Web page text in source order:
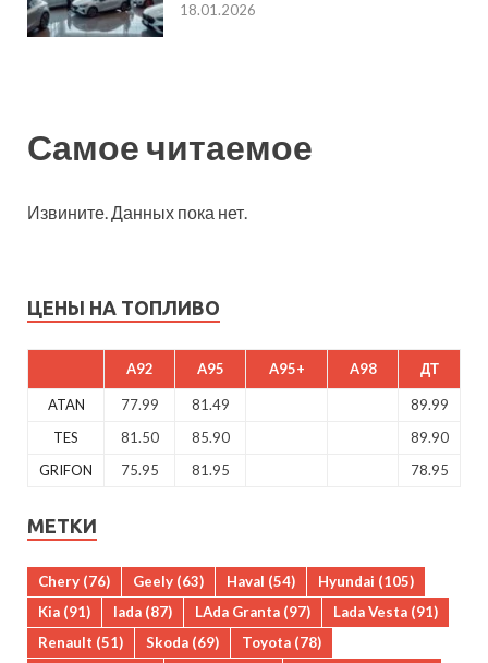
18.01.2026
Самое читаемое
Извините. Данных пока нет.
ЦЕНЫ НА ТОПЛИВО
A92 A95 A95+ A98 ДТ
ATAN 77.99 81.49
89.99
TES
81.50 85.90
89.90
GRIFON
75.95 81.95 78.95
МЕТКИ
Chery (76) Geely (63) Haval (54) Hyundai (105)
Kia (91) lada (87) LAda Granta (97) Lada Vesta (91)
Renault (51) Skoda (69) Toyota (78)